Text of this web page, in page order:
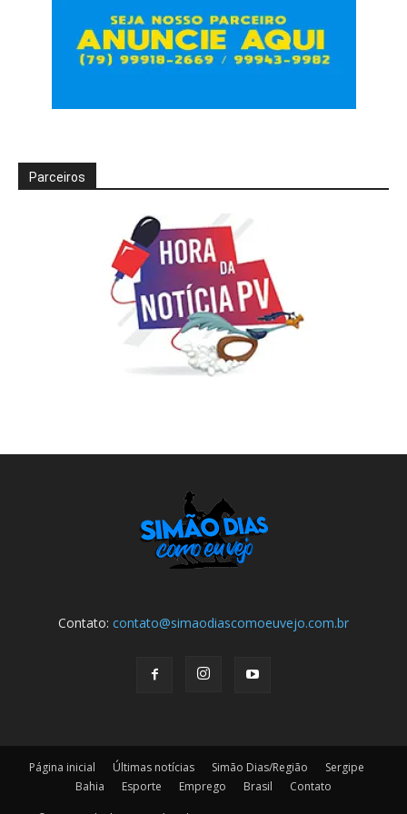
Parceiros
Contato: contato@simaodiascomoeuvejo.com.br
Página inicial Últimas notícias Simão Dias/Região
Sergipe
Bahia
Esporte Emprego Brasil Contato